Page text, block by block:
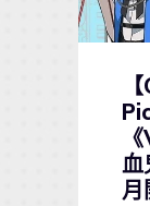
血
月